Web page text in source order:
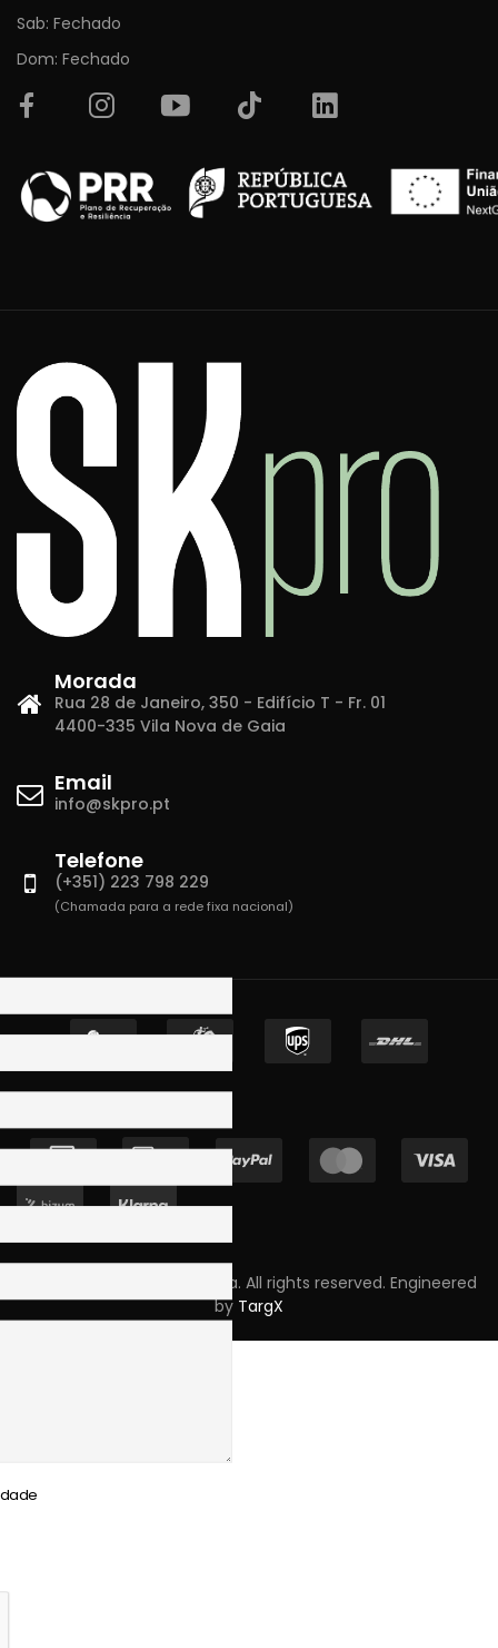
Sab: Fechado
Dom: Fechado
Morada
Rua 28 de Janeiro, 350 - Edifício T - Fr. 01
4400-335 Vila Nova de Gaia
Email
info@skpro.pt
Telefone
(+351) 223 798 229
(Chamada para a rede fixa nacional)
Copyright © 2023 Skpro, Lda. All rights reserved. Engineered
by TargX